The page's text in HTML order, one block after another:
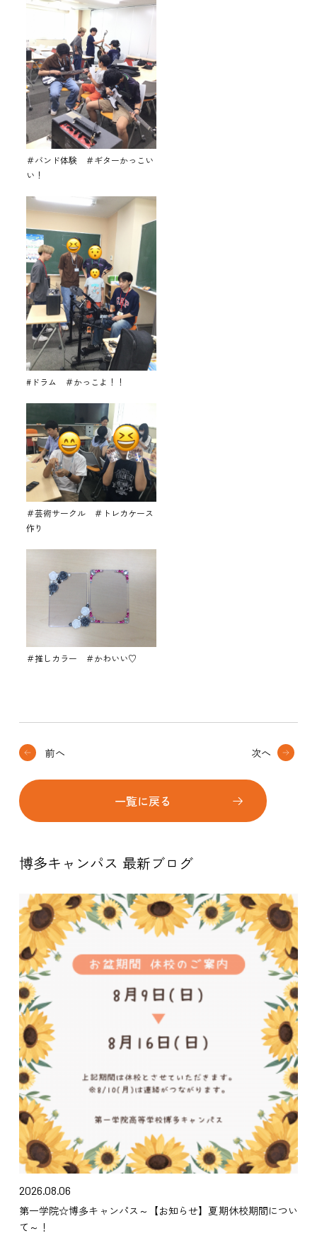
＃バンド体験 ＃ギターかっこい
い！
#ドラム ＃かっこよ！！
＃芸術サークル ＃トレカケース
作り
＃推しカラー ＃かわいい♡
前へ
一覧に戻る
次へ
博多キャンパス 最新ブログ
2026.08.06
第一学院☆博多キャンパス～【お知らせ】夏期休校期間につい
て～！